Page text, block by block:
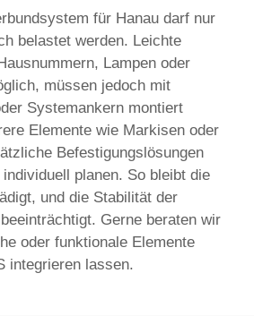
für Hanau darf nur
belastet werden. Leichte
Lampen oder
müssen jedoch mit
Systemankern montiert
Elemente wie Markisen oder
Befestigungslösungen
planen. So bleibt die
und die Stabilität der
Gerne beraten wir
oder funktionale Elemente
integrieren lassen.